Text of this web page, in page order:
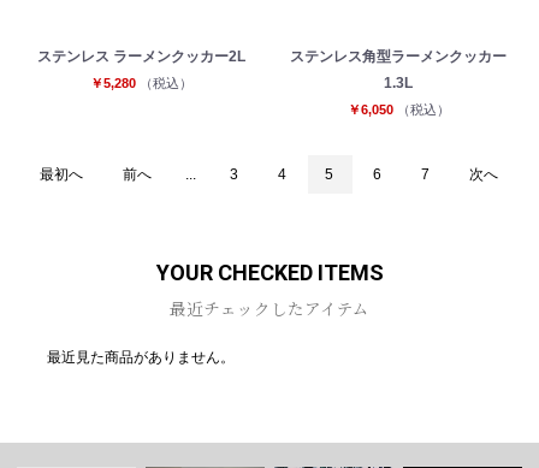
ステンレス ラーメンクッカー2L
￥5,280 （税込）
ステンレス角型ラーメンクッカー
1.3L
￥6,050 （税込）
最初へ 前へ 3 4 5 6 7 次へ
YOUR CHECKED ITEMS
最近チェックしたアイテム
最近見た商品がありません。